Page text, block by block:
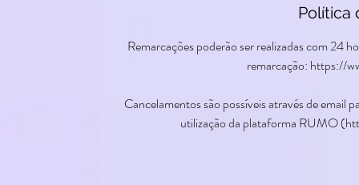
Política
Remarcações poderão ser realizadas com 24
remarcação: https://
Cancelamentos são possíveis através de
utilização da plataforma RUMO